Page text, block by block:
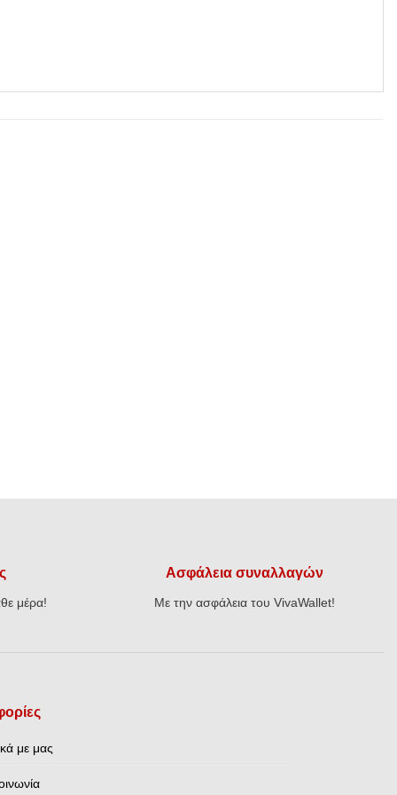
μέρα!
Ασφάλεια συναλλαγών
Με την ασφάλεια του VivaWallet!
με μας